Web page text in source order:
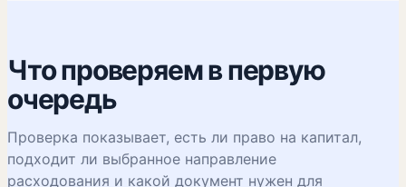
Что проверяем в первую
очередь
Проверка показывает, есть ли право на капитал,
подходит ли выбранное направление
расходования и какой документ нужен для